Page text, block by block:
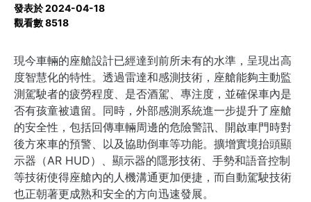
發表於 2024-04-18
觀看數 8518
現今車輛的座艙設計已經達到前所未有的水準，呈現出高
度智慧化的特性。透過雷達和感測技術，座艙能夠主動監
測駕駛者的疲勞程度、是否酒駕、專注度，並確保車內是
否有孩童被遺留。同時，外部感測系統進一步提升了座艙
的安全性，包括回傳車輛周邊的危險警訊、開啟車門時對
後方來車的預警、以及協助倒車等功能。擴增實境抬頭顯
示器（AR HUD）、顯示器的隱形技術、手勢和語音控制
等技術使得座艙內的人機溝通更加便捷，而自動駕駛技術
也正朝著更成熟和安全的方向迅速發展。